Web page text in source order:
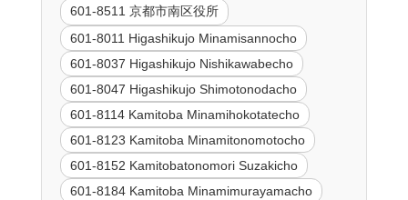
601-8511 京都市南区役所
601-8011 Higashikujo Minamisannocho
601-8037 Higashikujo Nishikawabecho
601-8047 Higashikujo Shimotonodacho
601-8114 Kamitoba Minamihokotatecho
601-8123 Kamitoba Minamitonomotocho
601-8152 Kamitobatonomori Suzakicho
601-8184 Kamitoba Minamimurayamacho